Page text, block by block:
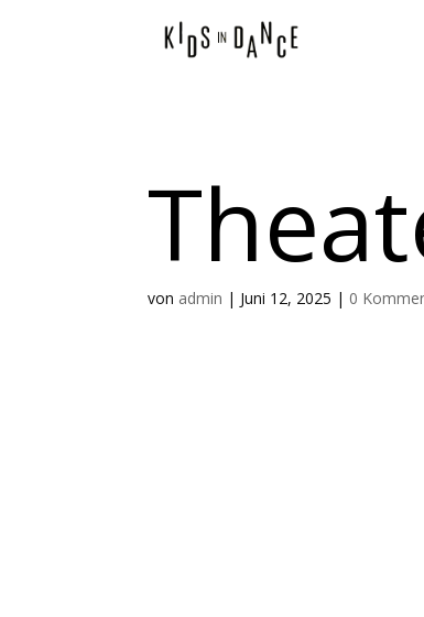
von admin | Juni 12, 2025 | 0